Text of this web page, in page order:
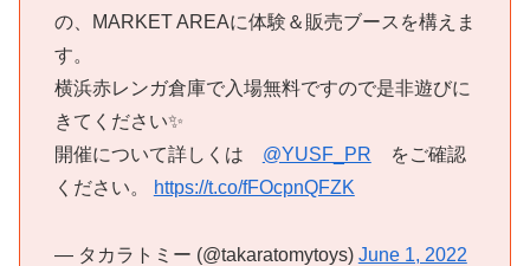
の、MARKET AREAに体験＆販売ブースを構えま
す。
横浜赤レンガ倉庫で入場無料ですので是非遊びに
きてください✨
開催について詳しくは @YUSF_PR をご確認
ください。
https://t.co/fFOcpnQFZK
— タカラトミー (@takaratomytoys) June 1, 2022